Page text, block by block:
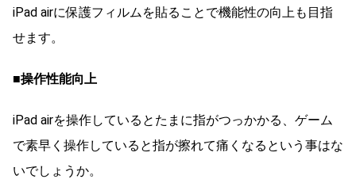
iPad airに保護フィルムを貼ることで機能性の向上も目指
せます。
■操作性能向上
iPad airを操作しているとたまに指がつっかかる、ゲーム
で素早く操作していると指が擦れて痛くなるという事はな
いでしょうか。